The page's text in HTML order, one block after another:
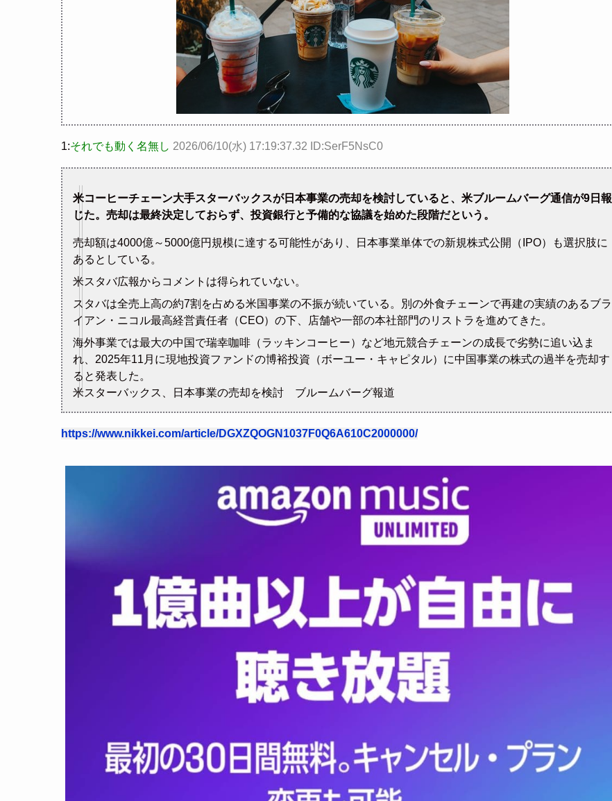
Powered by livedoor 相互RSS
1:それでも動く名無し 2026/06/10(水) 17:19:37.32 ID:SerF5NsC0
米コーヒーチェーン大手スターバックスが日本事業の売却を検討していると、米ブルームバーグ通信が9日報
じた。売却は最終決定しておらず、投資銀行と予備的な協議を始めた段階だという。
売却額は4000億～5000億円規模に達する可能性があり、日本事業単体での新規株式公開（IPO）も選択肢に
あるとしている。
米スタバ広報からコメントは得られていない。
スタバは全売上高の約7割を占める米国事業の不振が続いている。別の外食チェーンで再建の実績のあるブラ
イアン・ニコル最高経営責任者（CEO）の下、店舗や一部の本社部門のリストラを進めてきた。
海外事業では最大の中国で瑞幸咖啡（ラッキンコーヒー）など地元競合チェーンの成長で劣勢に追い込ま
れ、2025年11月に現地投資ファンドの博裕投資（ボーユー・キャピタル）に中国事業の株式の過半を売却す
ると発表した。
米スターバックス、日本事業の売却を検討 ブルームバーグ報道
https://www.nikkei.com/article/DGXZQOGN1037F0Q6A610C2000000/